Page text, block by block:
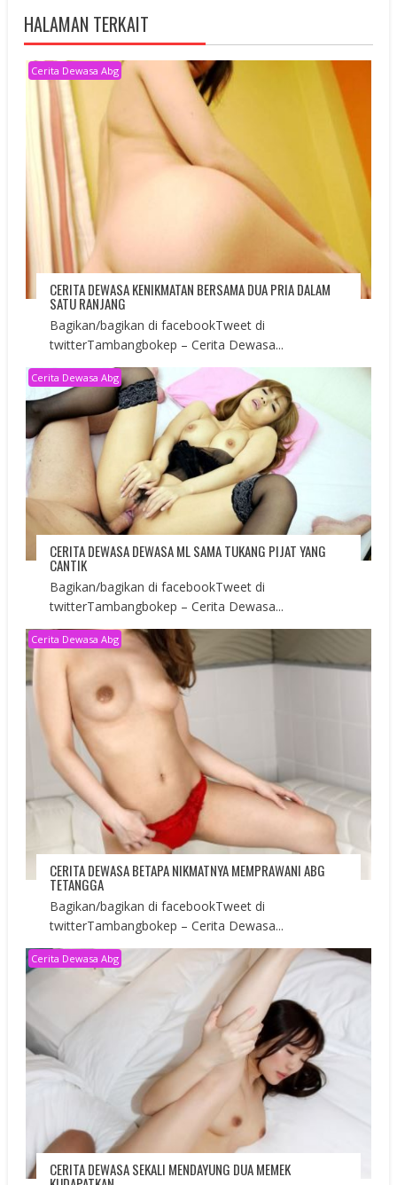
HALAMAN TERKAIT
Cerita Dewasa Abg
CERITA DEWASA KENIKMATAN BERSAMA DUA PRIA DALAM
SATU RANJANG
Bagikan/bagikan di facebookTweet di
twitterTambangbokep – Cerita Dewasa...
Cerita Dewasa Abg
CERITA DEWASA DEWASA ML SAMA TUKANG PIJAT YANG
CANTIK
Bagikan/bagikan di facebookTweet di
twitterTambangbokep – Cerita Dewasa...
Cerita Dewasa Abg
CERITA DEWASA BETAPA NIKMATNYA MEMPRAWANI ABG
TETANGGA
Bagikan/bagikan di facebookTweet di
twitterTambangbokep – Cerita Dewasa...
Cerita Dewasa Abg
CERITA DEWASA SEKALI MENDAYUNG DUA MEMEK